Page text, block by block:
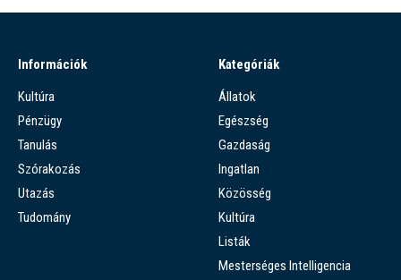
Információk
Kultúra
Pénzügy
Tanulás
Szórakozás
Utazás
Tudomány
Kategóriák
Állatok
Egészség
Gazdaság
Ingatlan
Közösség
Kultúra
Listák
Mesterséges Intelligencia